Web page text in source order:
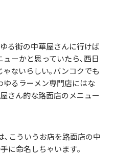
る街の中華屋さんに行けば
ーかと思っていたら､西日
ないらしい｡バンコクでも
るラーメン専門店にはな
さん的な路面店のメニュー
､こういうお店を路面店の中
に命名しちゃいます｡